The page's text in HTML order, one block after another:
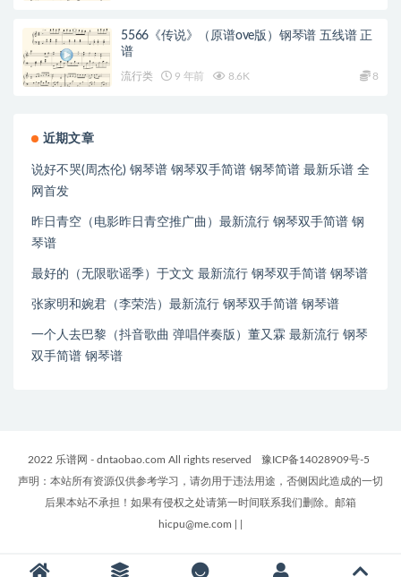
5566《传说》（原谱ove版）钢琴谱 五线谱 正
谱
流行类 9 年前 8.6K 8
近期文章
说好不哭(周杰伦) 钢琴谱 钢琴双手简谱 钢琴简谱 最新乐谱 全
网首发
昨日青空（电影昨日青空推广曲）最新流行 钢琴双手简谱 钢
琴谱
最好的（无限歌谣季）于文文 最新流行 钢琴双手简谱 钢琴谱
张家明和婉君（李荣浩）最新流行 钢琴双手简谱 钢琴谱
一个人去巴黎（抖音歌曲 弹唱伴奏版）董又霖 最新流行 钢琴
双手简谱 钢琴谱
2022 乐谱网 - dntaobao.com All rights reserved
豫ICP备14028909号-5
声明：本站所有资源仅供参考学习，请勿用于违法用途，否侧因此造成的一切
后果本站不承担！如果有侵权之处请第一时间联系我们删除。邮箱
hicpu@me.com